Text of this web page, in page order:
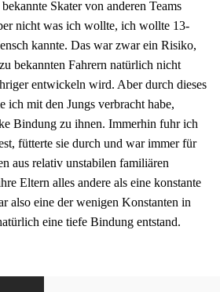
Skater von anderen Teams
nicht was ich wollte, ich wollte 13-
kannte. Das war zwar ein Risiko,
bekannten Fahrern natürlich nicht
entwickeln wird. Aber durch dieses
ich mit den Jungs verbracht habe,
Bindung zu ihnen. Immerhin fuhr ich
fütterte sie durch und war immer für
aus relativ unstabilen familiären
Eltern alles andere als eine konstante
also eine der wenigen Konstanten in
eine tiefe Bindung entstand.